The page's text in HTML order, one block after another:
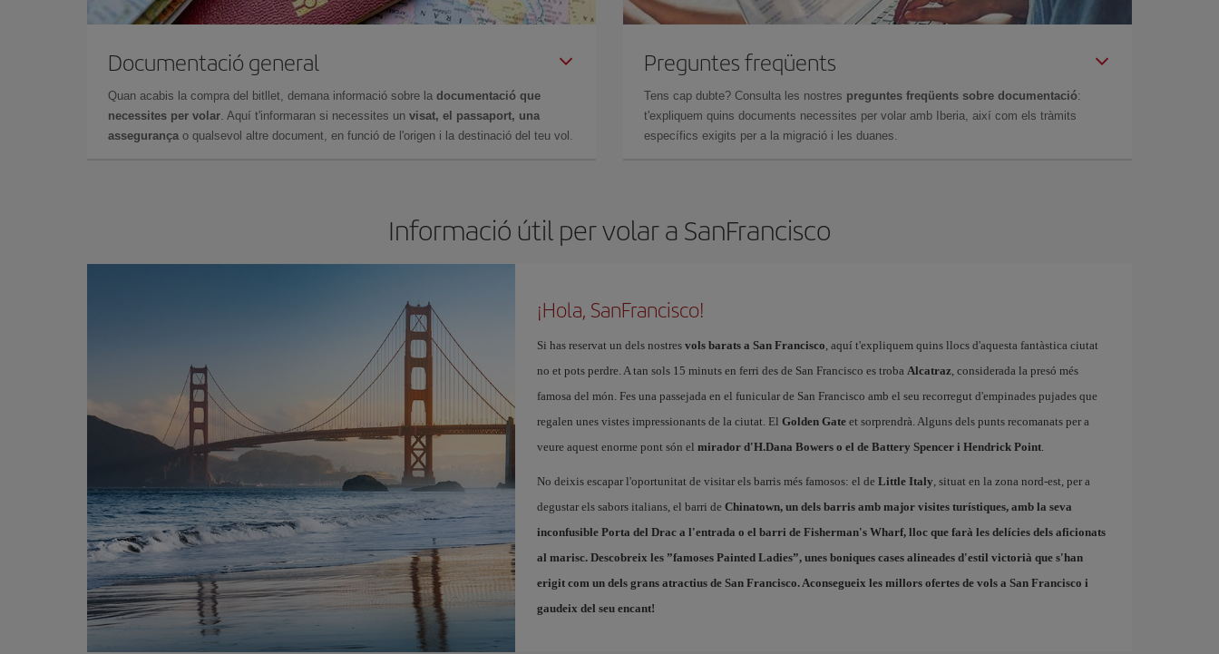
Documentació general
Quan acabis la compra del bitllet, demana informació sobre la documentació que
necessites per volar. Aquí t'informaran si necessites un visat, el passaport, una
assegurança o qualsevol altre document, en funció de l'origen i la destinació del teu vol.
Preguntes freqüents
Tens cap dubte? Consulta les nostres preguntes freqüents sobre documentació:
t'expliquem quins documents necessites per volar amb Iberia, així com els tràmits
específics exigits per a la migració i les duanes.
Informació útil per volar a SanFrancisco
¡Hola, SanFrancisco!
Si has reservat un dels nostres vols barats a San Francisco, aquí t'expliquem quins llocs d'aquesta fantàstica ciutat
no et pots perdre. A tan sols 15 minuts en ferri des de San Francisco es troba Alcatraz, considerada la presó més
famosa del món. Fes una passejada en el funicular de San Francisco amb el seu recorregut d'empinades pujades que
regalen unes vistes impressionants de la ciutat. El Golden Gateet sorprendrà. Alguns dels punts recomanats per a
veure aquest enorme pont són el mirador d'H.Dana Bowers o el de Battery Spencer i Hendrick Point.
No deixis escapar l'oportunitat de visitar els barris més famosos: el de Little Italy, situat en la zona nord-est, per a
degustar els sabors italians, el barri de Chinatown, un dels barris amb major visites turístiques, amb la seva
inconfusible Porta del Drac a l'entrada o el barri de Fisherman's Wharf, lloc que farà les delícies dels aficionats
al marisc. Descobreix les ”famoses Painted Ladies”, unes boniques cases alineades d'estil victorià que s'han
erigit com un dels grans atractius de San Francisco. Aconsegueix les millors ofertes de vols a San Francisco i
gaudeix del seu encant!